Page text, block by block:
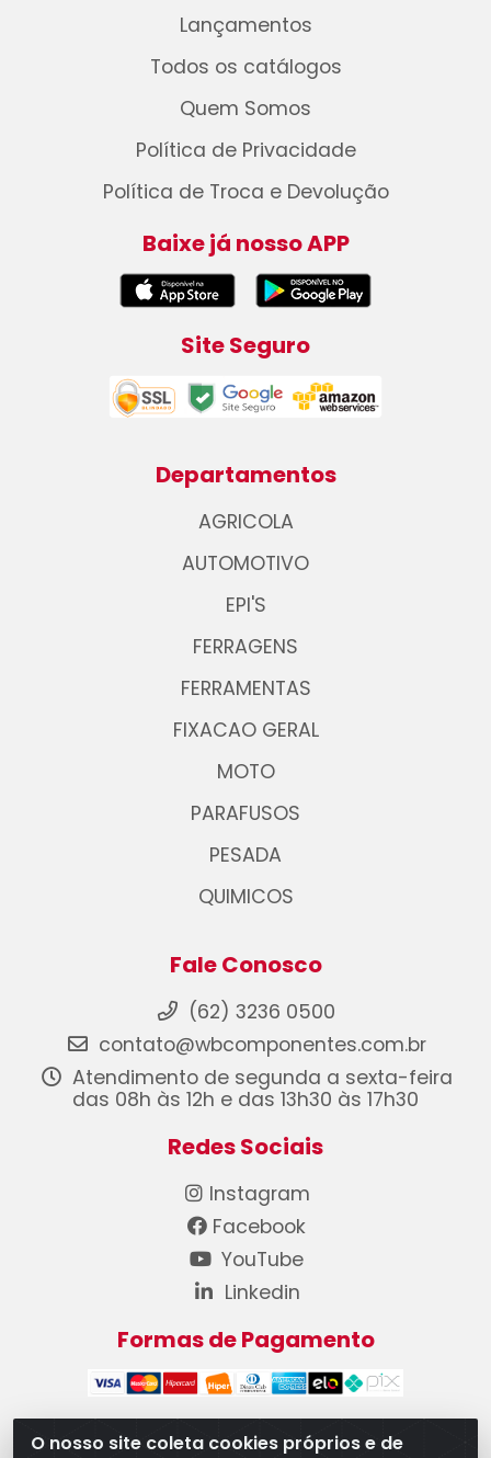
O nosso site coleta cookies próprios e de
Lançamentos
Todos os catálogos
Quem Somos
Política de Privacidade
Política de Troca e Devolução
Baixe já nosso APP
Site Seguro
Departamentos
AGRICOLA
AUTOMOTIVO
EPI'S
FERRAGENS
FERRAMENTAS
FIXACAO GERAL
MOTO
PARAFUSOS
PESADA
QUIMICOS
Fale Conosco
(62) 3236 0500
contato@wbcomponentes.com.br
Atendimento de segunda a sexta-feira
das 08h às 12h e das 13h30 às 17h30
Redes Sociais
Instagram
Facebook
YouTube
Linkedin
Formas de Pagamento